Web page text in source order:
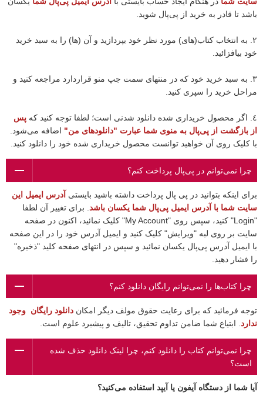
باشد تا قادر به خرید از پی‌پال شوید.
٢. به انتخاب کتاب(های) مورد نظر خود بپردازید و آن (ها) را به سبد خرید
خود بیافزائید.
٣. به سبد خرید خود که در منتهای سمت جپ منو قراردارد مراجعه کنید و
مراحل خرید را سپری کنید.
٤. اگر محصول خریداری شده دانلود شدنی است؛ لطفا توجه کنید که
پس
از بازگشت از پی‌پال به منوی شما عبارت "دانلودهای من" اضافه می‌شود.
با کلیک روی آن خواهید توانست محصول خریداری شده خود را دانلود کنید.
چرا نمی‌توانم در پی‌پال پرداخت کنم؟
برای اینکه بتوانید در پی پال پرداخت داشته باشید بایستی آدرس ایمیل این
سایت شما با آدرس ایمیل پی‌پال شما یکسان باشد . برای تغییر آن لطفا
"Login" کنید، سپس روی "My Account" کلیک نمائید، اکنون در صفحه
سایت بر روی لبه "ویرایش" کلیک کنید و ایمیل آدرس خود را در این صفحه
با ایمیل آدرس پی‌پال یکسان نمائید و سپس در انتهای صفحه کلید "ذخیره"
را فشار دهید.
چرا کتاب‌ها را نمی‌توانم رایگان دانلود کنم؟
توجه فرمائید که برای رعایت حقوق مولف دیگر امکان دانلود رایگان وجود
ندارد . ابتیاع شما ضامن تداوم تحقیق، تالیف و پیشبرد علوم است.
چرا نمی‌توانم کتاب را دانلود کنم، چرا لینک دانلود حذف شده
است؟
آیا شما از دستگاه آیفون یا آیپد استفاده می‌کنید؟